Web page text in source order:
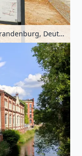
Informationstafel in Forst, Lausitz, Brandenburg, Deutschland